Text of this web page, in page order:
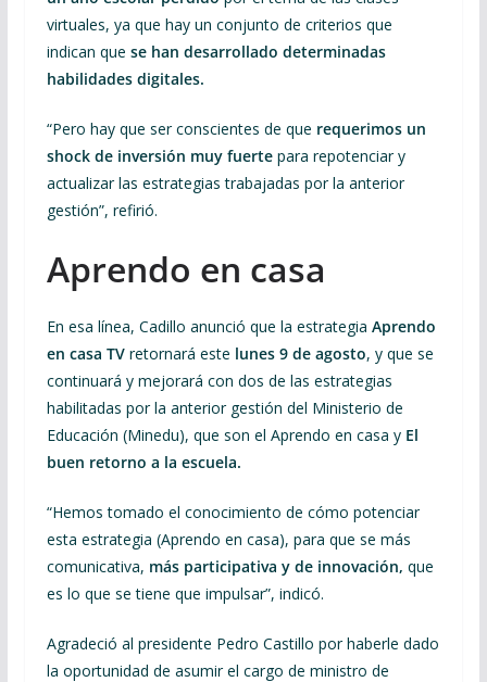
virtuales, ya que hay un conjunto de criterios que
indican que se han desarrollado determinadas
habilidades digitales.
“Pero hay que ser conscientes de que requerimos un
shock de inversión muy fuertepara repotenciar y
actualizar las estrategias trabajadas por la anterior
gestión”, refirió.
Aprendo en casa
En esa línea, Cadillo anunció que la estrategia Aprendo
en casa TVretornará este lunes 9 de agosto, y que se
continuará y mejorará con dos de las estrategias
habilitadas por la anterior gestión del Ministerio de
Educación (Minedu), que son el Aprendo en casa y El
buen retorno a la escuela.
“Hemos tomado el conocimiento de cómo potenciar
esta estrategia (Aprendo en casa), para que se más
comunicativa, más participativa y de innovación, que
es lo que se tiene que impulsar”, indicó.
Agradeció al presidente Pedro Castillo por haberle dado
la oportunidad de asumir el cargo de ministro de